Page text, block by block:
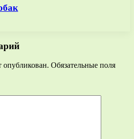
опубликован. Обязательные поля